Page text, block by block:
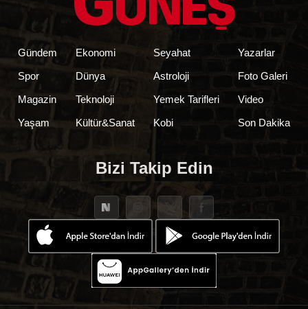
Gündem
Spor
Magazin
Yaşam
Ekonomi
Dünya
Teknoloji
Kültür&Sanat
Seyahat
Astroloji
Yemek Tarifleri
Kobi
Yazarlar
Foto Galeri
Video
Son Dakika
Bizi Takip Edin